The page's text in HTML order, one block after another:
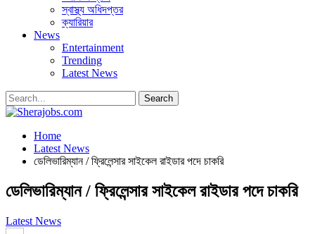
স্বাস্থ্য অধিদপ্তর
ক্যারিয়ার
News
Entertainment
Trending
Latest News
Home
Latest News
ডেলিভারিম্যান / ফ্রিলেন্সার সাইকেল রাইডার পদে চাকরি
ডেলিভারিম্যান / ফ্রিলেন্সার সাইকেল রাইডার পদে চাকরি
Latest News